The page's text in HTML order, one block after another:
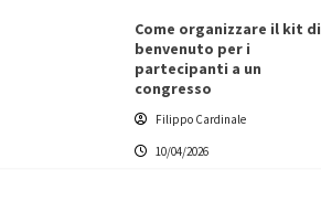
Come organizzare il kit di
benvenuto per i
partecipanti a un
congresso
Filippo Cardinale
10/04/2026